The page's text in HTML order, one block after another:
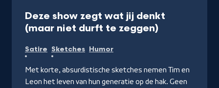
Deze show zegt wat jij denkt
(maar niet durft te zeggen)
Satire Sketches Humor
Met korte, absurdistische sketches nemen Tim en
Leon het leven van hun generatie op de hak. Geen